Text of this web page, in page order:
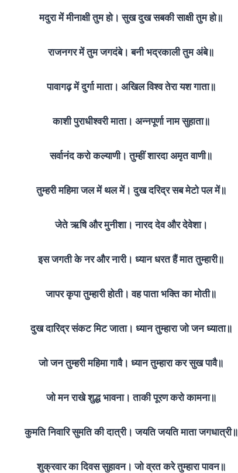
मदुरा में मीनाक्षी तुम हो। सुख दुख सबकी साक्षी तुम हो॥
राजनगर में तुम जगदंबे। बनी भद्रकाली तुम अंबे॥
पावागढ़ में दुर्गा माता। अखिल विश्‍व तेरा यश गाता॥
काशी पुराधीश्‍वरी माता। अन्नपूर्णा नाम सुहाता॥
सर्वानंद करो कल्याणी। तुम्हीं शारदा अमृत वाणी॥
तुम्हरी महिमा जल में थल में। दुख दरिद्र सब मेटो पल में॥
जेते ऋषि और मुनीशा। नारद देव और देवेशा।
इस जगती के नर और नारी। ध्यान धरत हैं मात तुम्हारी॥
जापर कृपा तुम्हारी होती। वह पाता भक्ति का मोती॥
दुख दारिद्र संकट मिट जाता। ध्यान तुम्हारा जो जन ध्याता॥
जो जन तुम्हरी महिमा गावै। ध्यान तुम्हारा कर सुख पावै॥
जो मन राखे शुद्ध भावना। ताकी पूरण करो कामना॥
कुमति निवारि सुमति की दात्री। जयति जयति माता जगधात्री॥
शुक्रवार का दिवस सुहावन। जो व्रत करे तुम्हारा पावन॥